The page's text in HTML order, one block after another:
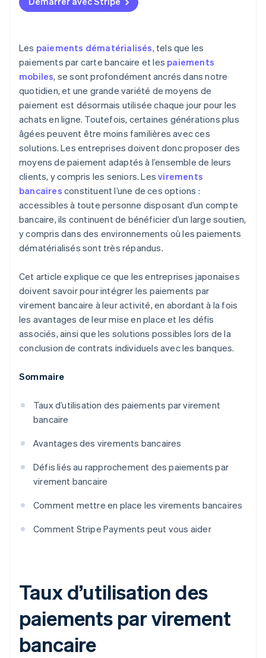
Les paiements dématérialisés, tels que les
paiements par carte bancaire et les paiements
mobiles, se sont profondément ancrés dans notre
quotidien, et une grande variété de moyens de
paiement est désormais utilisée chaque jour pour les
achats en ligne. Toutefois, certaines générations plus
âgées peuvent être moins familières avec ces
solutions. Les entreprises doivent donc proposer des
moyens de paiement adaptés à l’ensemble de leurs
clients, y compris les seniors. Lesvirements
bancaires constituent l’une de ces options :
accessibles à toute personne disposant d’un compte
bancaire, ils continuent de bénéficier d’un large soutien,
y compris dans des environnements où les paiements
dématérialisés sont très répandus.
Cet article explique ce que les entreprises japonaises
doivent savoir pour intégrer les paiements par
virement bancaire à leur activité, en abordant à la fois
les avantages de leur mise en place et les défis
associés, ainsi que les solutions possibles lors de la
conclusion de contrats individuels avec les banques.
Sommaire
Taux d’utilisation des paiements par virement
bancaire
Avantages des virements bancaires
Défis liés au rapprochement des paiements par
virement bancaire
Comment mettre en place les virements bancaires
Comment Stripe Payments peut vous aider
Taux d’utilisation des
paiements par virement
bancaire